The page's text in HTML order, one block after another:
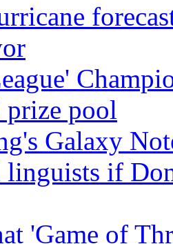
prize pool
Galaxy
linguists if
'Game of